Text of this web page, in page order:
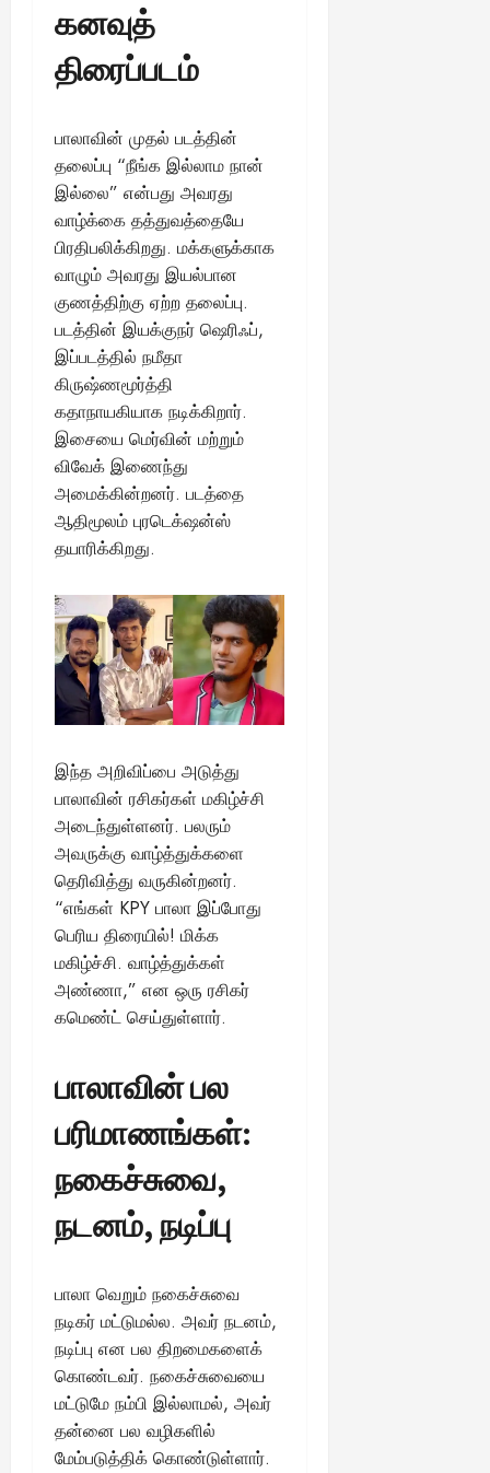
கனவுத்
திரைப்படம்
பாலாவின் முதல் படத்தின்
தலைப்பு “நீங்க இல்லாம நான்
இல்லை” என்பது அவரது
வாழ்க்கை தத்துவத்தையே
பிரதிபலிக்கிறது. மக்களுக்காக
வாழும் அவரது இயல்பான
குணத்திற்கு ஏற்ற தலைப்பு.
படத்தின் இயக்குநர் ஷெரிஃப்,
இப்படத்தில் நமீதா
கிருஷ்ணமூர்த்தி
கதாநாயகியாக நடிக்கிறார்.
இசையை மெர்வின் மற்றும்
விவேக் இணைந்து
அமைக்கின்றனர். படத்தை
ஆதிமூலம் புரடெக்‌ஷன்ஸ்
தயாரிக்கிறது.
இந்த அறிவிப்பை அடுத்து
பாலாவின் ரசிகர்கள் மகிழ்ச்சி
அடைந்துள்ளனர். பலரும்
அவருக்கு வாழ்த்துக்களை
தெரிவித்து வருகின்றனர்.
“எங்கள் KPY பாலா இப்போது
பெரிய திரையில்! மிக்க
மகிழ்ச்சி. வாழ்த்துக்கள்
அண்ணா,” என ஒரு ரசிகர்
கமெண்ட் செய்துள்ளார்.
பாலாவின் பல
பரிமாணங்கள்:
நகைச்சுவை,
நடனம், நடிப்பு
பாலா வெறும் நகைச்சுவை
நடிகர் மட்டுமல்ல. அவர் நடனம்,
நடிப்பு என பல திறமைகளைக்
கொண்டவர். நகைச்சுவையை
மட்டுமே நம்பி இல்லாமல், அவர்
தன்னை பல வழிகளில்
மேம்படுத்திக் கொண்டுள்ளார்.